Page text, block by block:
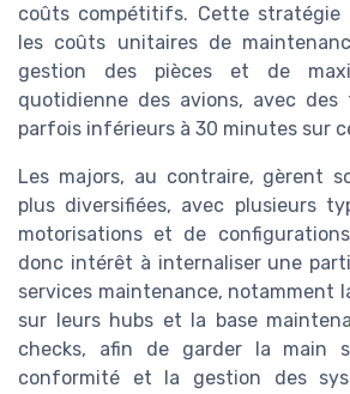
coûts compétitifs. Cette stratégie
les coûts unitaires de
gestion des pièces et de
quotidienne des avions, avec
parfois inférieurs à 30 minutes sur
Les majors, au contraire, gèrent
plus diversifiées, avec plusieurs
motorisations et de
donc intérêt à internaliser une
services maintenance, notamment
sur leurs hubs et la base
checks, afin de garder la main
conformité et la gestion des